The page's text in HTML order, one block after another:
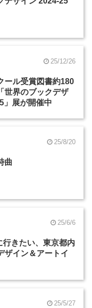
25/12/26
ール受賞図書約180
世界のブックデザ
」展が開催中
25/8/20
曲
25/6/6
行きたい、東京都内
ザイン＆アートイ
25/5/27